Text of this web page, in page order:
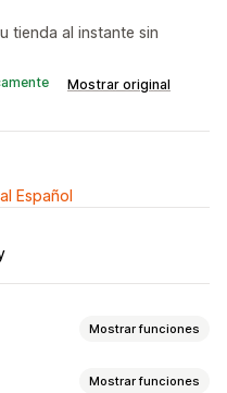
tienda al instante sin
Mostrar original
Español
Mostrar funciones
Mostrar funciones